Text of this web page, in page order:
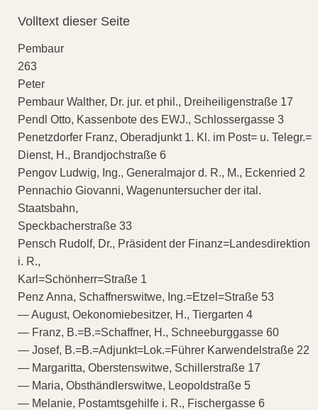
Volltext dieser Seite
Pembaur
263
Peter
Pembaur Walther, Dr. jur. et phil., Dreiheiligenstraße 17
Pendl Otto, Kassenbote des EWJ., Schlossergasse 3
Penetzdorfer Franz, Oberadjunkt 1. Kl. im Post= u. Telegr.=
Dienst, H., Brandjochstraße 6
Pengov Ludwig, Ing., Generalmajor d. R., M., Eckenried 2
Pennachio Giovanni, Wagenuntersucher der ital.
Staatsbahn,
Speckbacherstraße 33
Pensch Rudolf, Dr., Präsident der Finanz=Landesdirektion
i. R.,
Karl=Schönherr=Straße 1
Penz Anna, Schaffnerswitwe, Ing.=Etzel=Straße 53
— August, Oekonomiebesitzer, H., Tiergarten 4
— Franz, B.=B.=Schaffner, H., Schneeburggasse 60
— Josef, B.=B.=Adjunkt=Lok.=Führer Karwendelstraße 22
— Margaritta, Oberstenswitwe, Schillerstraße 17
— Maria, Obsthändlerswitwe, Leopoldstraße 5
— Melanie, Postamtsgehilfe i. R., Fischergasse 6